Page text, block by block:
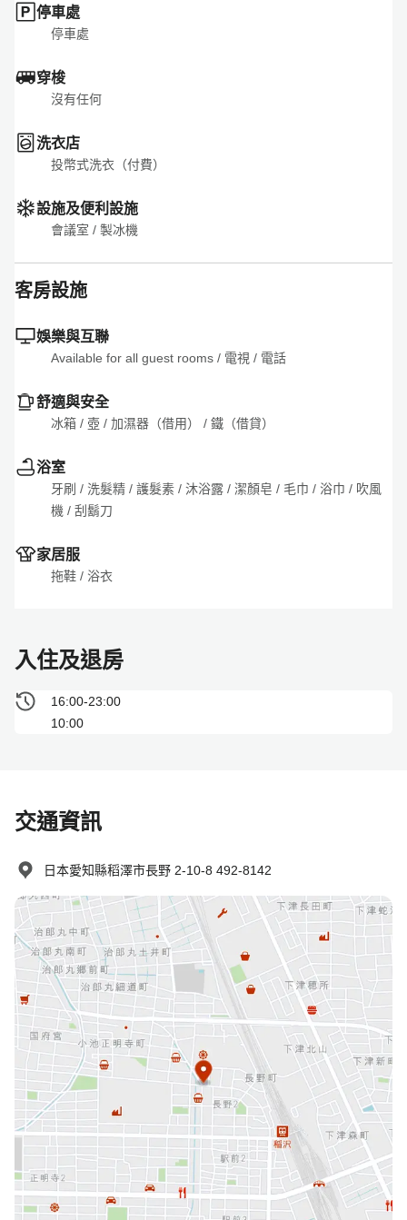
停車處
停車處
穿梭
沒有任何
洗衣店
投幣式洗衣（付費）
設施及便利設施
會議室 / 製冰機
客房設施
娛樂與互聯
Available for all guest rooms / 電視 / 電話
舒適與安全
冰箱 / 壺 / 加濕器（借用） / 鐵（借貸）
浴室
牙刷 / 洗髮精 / 護髮素 / 沐浴露 / 潔顏皂 / 毛巾 / 浴巾 / 吹風
機 / 刮鬍刀
家居服
拖鞋 / 浴衣
入住及退房
16:00-23:00
10:00
交通資訊
日本愛知縣稻澤市長野 2-10-8 492-8142